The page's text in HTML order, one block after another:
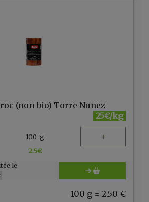
(non bio) Torre Nunez
25€/kg
100 g +
2.5€
le
100 g = 2.50 €